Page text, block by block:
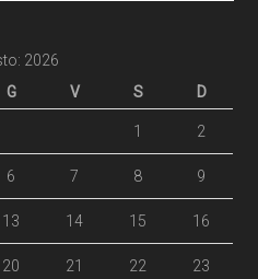
2026
G V S D
1 2
6 7 8 9
13 14 15 16
20 21 22 23